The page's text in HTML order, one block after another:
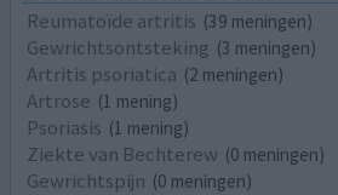
Reumatoïde artritis (39 meningen)
Gewrichtsontsteking (3 meningen)
Artritis psoriatica (2 meningen)
Artrose (1 mening)
Psoriasis (1 mening)
Ziekte van Bechterew (0 meningen)
Gewrichtspijn (0 meningen)